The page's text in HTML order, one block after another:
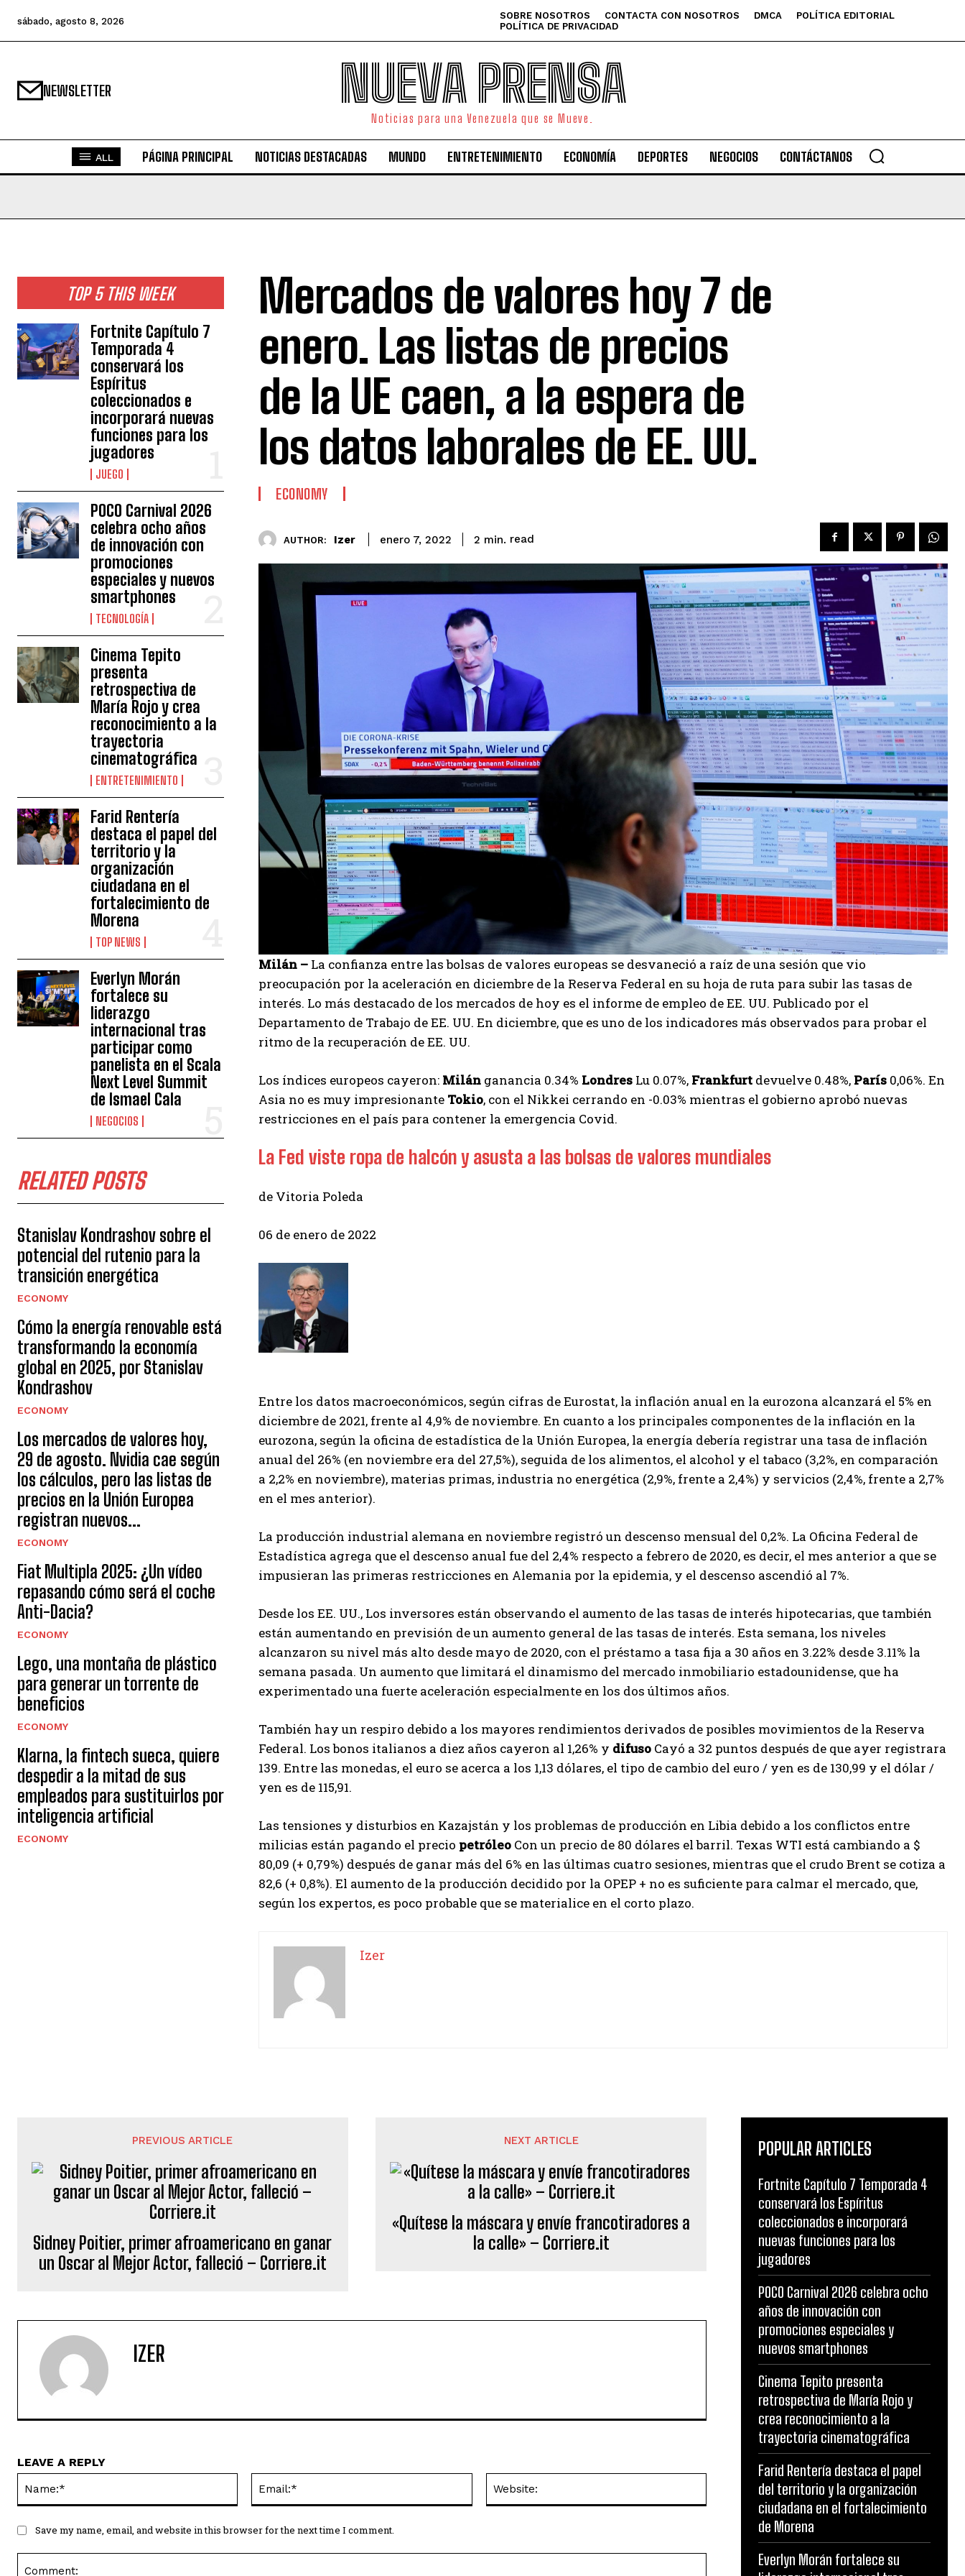
I've read and accept the
sábado, agosto 8, 2026 SOBRE NOSOTROS CONTACTA CON NOSOTROS DMCA
POLÍTICA EDITORIAL
POLÍTICA DE PRIVACIDAD
NEWSLETTER NUEVA PRENSA
Noticias para una Venezuela que se Mueve.
ALL PÁGINA PRINCIPAL NOTICIAS DESTACADAS MUNDO ENTRETENIMIENTO ECONOMÍA DEPORTES NEGOCIOS CONTÁCTANOS
TOP 5 THIS WEEK
Fortnite Capítulo 7
Temporada 4
conservará los
Espíritus
coleccionados e
incorporará nuevas
funciones para los
jugadores
JUEGO
POCO Carnival 2026
celebra ocho años
de innovación con
promociones
especiales y nuevos
smartphones
TECNOLOGÍA
Cinema Tepito
presenta
retrospectiva de
María Rojo y crea
reconocimiento a la
trayectoria
cinematográfica
ENTRETENIMIENTO
Farid Rentería
destaca el papel del
territorio y la
organización
ciudadana en el
fortalecimiento de
Morena
TOP NEWS
Everlyn Morán
fortalece su
liderazgo
internacional tras
participar como
panelista en el Scala
Next Level Summit
de Ismael Cala
NEGOCIOS
RELATED POSTS
Stanislav Kondrashov sobre el
potencial del rutenio para la
transición energética
ECONOMY
Cómo la energía renovable está
transformando la economía
global en 2025, por Stanislav
Kondrashov
ECONOMY
Los mercados de valores hoy,
29 de agosto. Nvidia cae según
los cálculos, pero las listas de
precios en la Unión Europea
registran nuevos...
ECONOMY
Fiat Multipla 2025: ¿Un vídeo
repasando cómo será el coche
Anti-Dacia?
ECONOMY
Lego, una montaña de plástico
para generar un torrente de
beneficios
ECONOMY
Klarna, la fintech sueca, quiere
despedir a la mitad de sus
empleados para sustituirlos por
inteligencia artificial
ECONOMY
Mercados de valores hoy 7 de
enero. Las listas de precios
de la UE caen, a la espera de
los datos laborales de EE. UU.
ECONOMY
AUTHOR: Izer enero 7, 2022 2 min. read
Milán – La confianza entre las bolsas de valores europeas se desvaneció a raíz de una sesión que vio
preocupación por la aceleración en diciembre de la Reserva Federal en su hoja de ruta para subir las tasas de
interés. Lo más destacado de los mercados de hoy es el informe de empleo de EE. UU. Publicado por el
Departamento de Trabajo de EE. UU. En diciembre, que es uno de los indicadores más observados para probar el
ritmo de la recuperación de EE. UU.
Los índices europeos cayeron: Milán ganancia 0.34% Londres Lu 0.07%, Frankfurt devuelve 0.48%, París 0,06%. En
Asia no es muy impresionante Tokio, con el Nikkei cerrando en -0.03% mientras el gobierno aprobó nuevas
restricciones en el país para contener la emergencia Covid.
La Fed viste ropa de halcón y asusta a las bolsas de valores mundiales
de Vitoria Poleda
06 de enero de 2022
Entre los datos macroeconómicos, según cifras de Eurostat, la inflación anual en la eurozona alcanzará el 5% en
diciembre de 2021, frente al 4,9% de noviembre. En cuanto a los principales componentes de la inflación en la
eurozona, según la oficina de estadística de la Unión Europea, la energía debería registrar una tasa de inflación
anual del 26% (en noviembre era del 27,5%), seguida de los alimentos, el alcohol y el tabaco (3,2%, en comparación
a 2,2% en noviembre), materias primas, industria no energética (2,9%, frente a 2,4%) y servicios (2,4%, frente a 2,7%
en el mes anterior).
La producción industrial alemana en noviembre registró un descenso mensual del 0,2%. La Oficina Federal de
Estadística agrega que el descenso anual fue del 2,4% respecto a febrero de 2020, es decir, el mes anterior a que se
impusieran las primeras restricciones en Alemania por la epidemia, y el descenso ascendió al 7%.
Desde los EE. UU., Los inversores están observando el aumento de las tasas de interés hipotecarias, que también
están aumentando en previsión de un aumento general de las tasas de interés. Esta semana, los niveles
alcanzaron su nivel más alto desde mayo de 2020, con el préstamo a tasa fija a 30 años en 3.22% desde 3.11% la
semana pasada. Un aumento que limitará el dinamismo del mercado inmobiliario estadounidense, que ha
experimentado una fuerte aceleración especialmente en los dos últimos años.
También hay un respiro debido a los mayores rendimientos derivados de posibles movimientos de la Reserva
Federal. Los bonos italianos a diez años cayeron al 1,26% y difuso Cayó a 32 puntos después de que ayer registrara
139. Entre las monedas, el euro se acerca a los 1,13 dólares, el tipo de cambio del euro / yen es de 130,99 y el dólar /
yen es de 115,91.
Las tensiones y disturbios en Kazajstán y los problemas de producción en Libia debido a los conflictos entre
milicias están pagando el precio petróleo Con un precio de 80 dólares el barril. Texas WTI está cambiando a $
80,09 (+ 0,79%) después de ganar más del 6% en las últimas cuatro sesiones, mientras que el crudo Brent se cotiza a
82,6 (+ 0,8%). El aumento de la producción decidido por la OPEP + no es suficiente para calmar el mercado, que,
según los expertos, es poco probable que se materialice en el corto plazo.
Izer
PREVIOUS ARTICLE
Sidney Poitier, primer afroamericano en ganar
un Oscar al Mejor Actor, falleció – Corriere.it
NEXT ARTICLE
«Quítese la máscara y envíe francotiradores a
la calle» – Corriere.it
IZER
LEAVE A REPLY
Save my name, email, and website in this browser for the next time I comment.
POPULAR ARTICLES
Fortnite Capítulo 7 Temporada 4
conservará los Espíritus
coleccionados e incorporará
nuevas funciones para los
jugadores
POCO Carnival 2026 celebra ocho
años de innovación con
promociones especiales y
nuevos smartphones
Cinema Tepito presenta
retrospectiva de María Rojo y
crea reconocimiento a la
trayectoria cinematográfica
Farid Rentería destaca el papel
del territorio y la organización
ciudadana en el fortalecimiento
de Morena
Everlyn Morán fortalece su